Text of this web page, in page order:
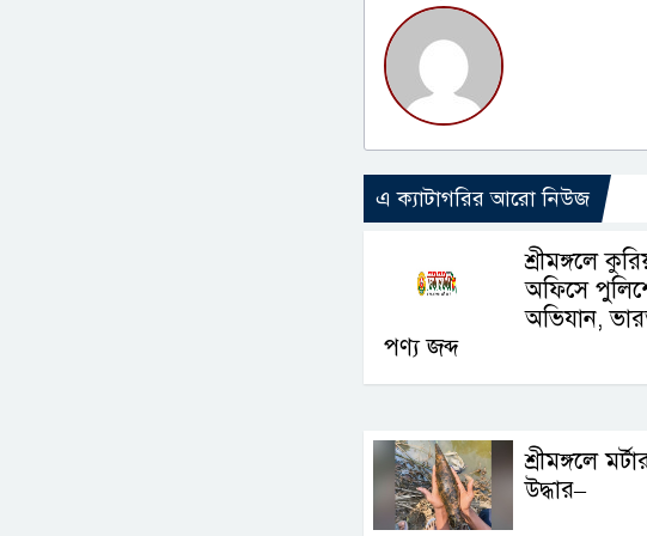
এ ক্যাটাগরির আরো নিউজ
শ্রীমঙ্গলে
অফিসে
অভিযান,
পণ্য জব্দ
শ্রীমঙ্গলে
উদ্ধার–